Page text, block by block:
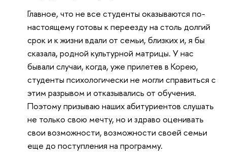
Главное, что не все студенты оказываются по-
настоящему готовы к переезду на столь долгий
срок и к жизни вдали от семьи, близких и, я бы
сказала, родной культурной матрицы. У нас
бывали случаи, когда, уже прилетев в Корею,
студенты психологически не могли справиться с
этим разрывом и отказывались от обучения.
Поэтому призываю наших абитуриентов слушать
не только свою мечту, но и здраво оценивать
свои возможности, возможности своей семьи
еще до поступления на программу.